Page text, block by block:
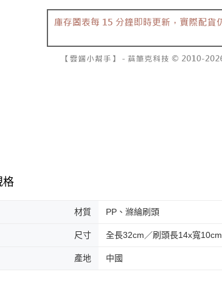
格
材質 PP、滌綸刷頭
尺寸 全長32cm／刷頭長14x寬10cm
產地 中國